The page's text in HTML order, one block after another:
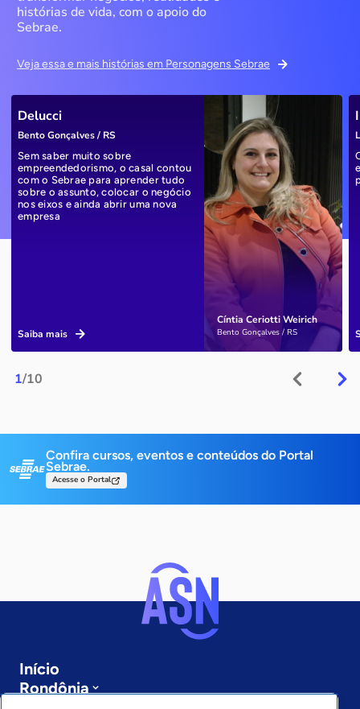
histórias de vida, com o apoio do
Sebrae.
Veja essa e mais histórias em Personagens Sebrae
1/10
Cíntia Ceriotti Weirich
Bento Gonçalves / RS
Delucci
Bento Gonçalves / RS
Sem saber muito sobre
empreendedorismo, o casal contou
com o Sebrae para aprender tudo
sobre o assunto, colocar o negócio
nos eixos e ainda abrir uma nova
empresa
Saiba mais
Confira cursos, eventos e conteúdos do Portal
Sebrae.
Acesse o Portal
Início
Rondônia